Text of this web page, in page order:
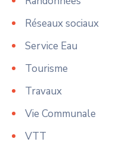
Réseaux sociaux
Service Eau
Tourisme
Travaux
Vie Communale
VTT